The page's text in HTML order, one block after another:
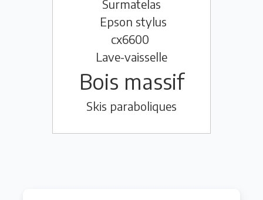
Surmatelas
Epson stylus
cx6600
Lave-vaisselle
Bois massif
Skis paraboliques